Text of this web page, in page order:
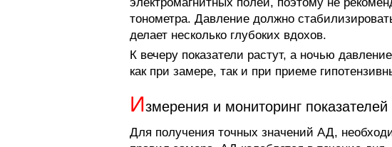
тонометра. Давление должно
делает несколько глубоких вдохов.
К вечеру показатели растут, а ночью
как при замере, так и при приеме
Измерения и мониторинг показателей
Для получения точных значений АД,